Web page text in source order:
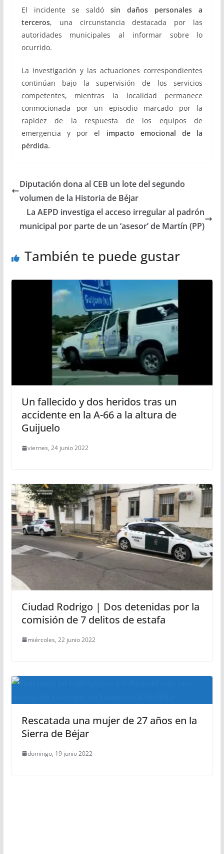
El incidente se saldósin daños personales a
terceros, una circunstancia destacada por las
autoridades municipales al informar sobre lo
ocurrido.
La investigación y las actuaciones correspondientes
continúan bajo la supervisión de los servicios
competentes, mientras la localidad permanece
conmocionada por un episodio marcado por la
rapidez de la respuesta de los equipos de
emergencia y por el impacto emocional de la
pérdida.
Diputación dona al CEB un lote del segundo
volumen de la Historia de Béjar
La AEPD investiga el acceso irregular al padrón
municipal por parte de un ‘asesor’ de Martín (PP)
También te puede gustar
Un fallecido y dos heridos tras un
accidente en la A-66 a la altura de
Guijuelo
viernes, 24 junio 2022
Ciudad Rodrigo | Dos detenidas por la
comisión de 7 delitos de estafa
miércoles, 22 junio 2022
Rescatada una mujer de 27 años en la
Sierra de Béjar
domingo, 19 junio 2022